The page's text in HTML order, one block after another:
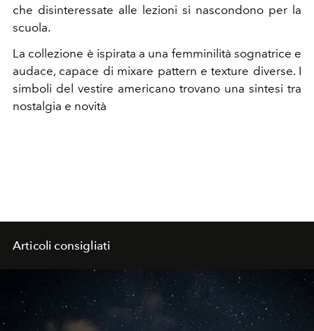
che disinteressate alle lezioni si nascondono per la
scuola.
La collezione è ispirata a una femminilità sognatrice e
audace, capace di mixare pattern e texture diverse. I
simboli del vestire americano trovano una sintesi tra
nostalgia e novità
Articoli consigliati